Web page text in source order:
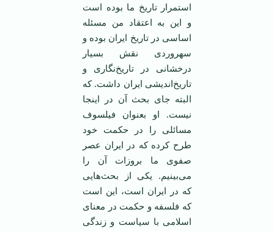
استمرار تاریخ ما بوده است
و این به اعتقاد من مسئله
اساسی در تاریخ ایران بوده و
سهروردی نقش بسیار
درخشانی در تاریخ‌نگاری و
تاریخ‌اندیشی ایران داشت. که
البته جای بحث آن در اینجا
نیست. او بعنوان فیلسوف
مسائلی را در حکمت خود
طرح کرده که در ایران عصر
صفوی ما بروزات آن را
می‌بینیم. یکی از بحث‌هایی
که در ایران است، این است
که فلسفه و حکمت در معنای
اسلامی با سیاست و زندگی